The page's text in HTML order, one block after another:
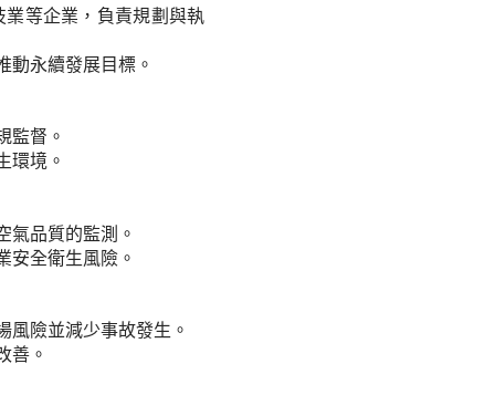
等企業，負責規劃與執
動永續發展目標。
監督。
環境。
氣品質的監測。
安全衛生風險。
風險並減少事故發生。
善。